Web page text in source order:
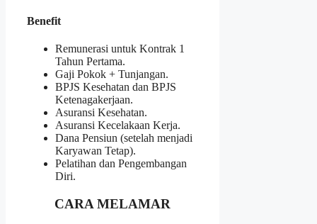
Benefit
Remunerasi untuk Kontrak 1
Tahun Pertama.
Gaji Pokok + Tunjangan.
BPJS Kesehatan dan BPJS
Ketenagakerjaan.
Asuransi Kesehatan.
Asuransi Kecelakaan Kerja.
Dana Pensiun (setelah menjadi
Karyawan Tetap).
Pelatihan dan Pengembangan
Diri.
CARA MELAMAR